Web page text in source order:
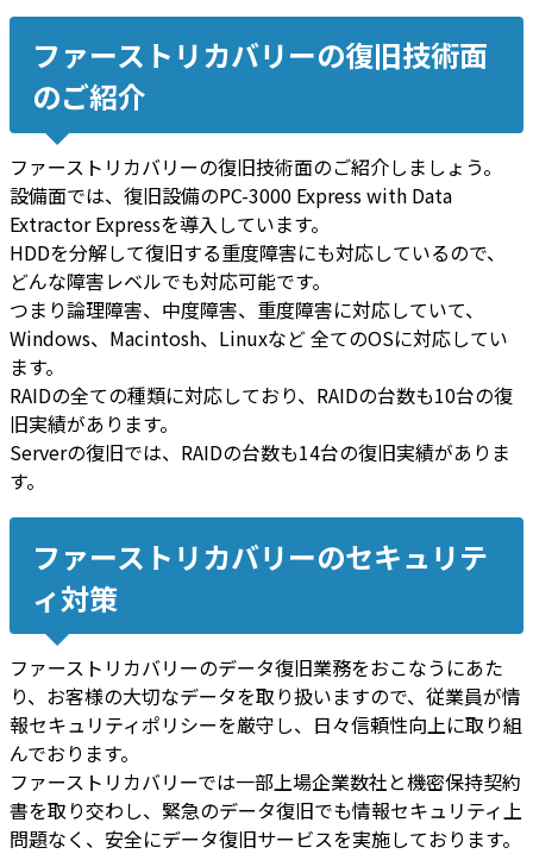
ファーストリカバリーの復旧技術面
のご紹介
ファーストリカバリーの復旧技術面のご紹介しましょう。
設備面では、復旧設備のPC-3000 Express with Data
Extractor Expressを導入しています。
HDDを分解して復旧する重度障害にも対応しているので、
どんな障害レベルでも対応可能です。
つまり論理障害、中度障害、重度障害に対応していて、
Windows、Macintosh、Linuxなど 全てのOSに対応してい
ます。
RAIDの全ての種類に対応しており、RAIDの台数も10台の復
旧実績があります。
Serverの復旧では、RAIDの台数も14台の復旧実績がありま
す。
ファーストリカバリーのセキュリテ
ィ対策
ファーストリカバリーのデータ復旧業務をおこなうにあた
り、お客様の大切なデータを取り扱いますので、従業員が情
報セキュリティポリシーを厳守し、日々信頼性向上に取り組
んでおります。
ファーストリカバリーでは一部上場企業数社と機密保持契約
書を取り交わし、緊急のデータ復旧でも情報セキュリティ上
問題なく、安全にデータ復旧サービスを実施しております。